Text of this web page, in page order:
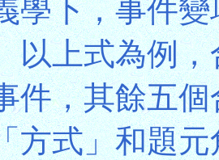
學下，事件
以上式為例，
件，其餘五
方式」和題